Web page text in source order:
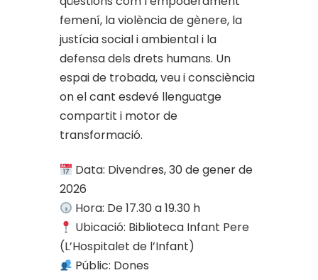
femení, la violència de gènere, la
justícia social i ambiental i la
defensa dels drets humans. Un
espai de trobada, veu i consciència
on el cant esdevé llenguatge
compartit i motor de
transformació.
Data: Divendres, 30 de gener de
2026
Hora: De 17.30 a 19.30 h
Ubicació: Biblioteca Infant Pere
(L’Hospitalet de l’Infant)
Públic: Dones